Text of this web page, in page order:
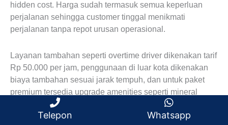
hidden cost. Harga sudah termasuk semua keperluan
perjalanan sehingga customer tinggal menikmati
perjalanan tanpa repot urusan operasional.
Layanan tambahan seperti overtime driver dikenakan tarif
Rp 50.000 per jam, penggunaan di luar kota dikenakan
biaya tambahan sesuai jarak tempuh, dan untuk paket
premium tersedia upgrade amenities seperti mineral
water, tissue, dan charging cable dengan biaya tambahan
Rp 100.000.Telepon Whatsapp